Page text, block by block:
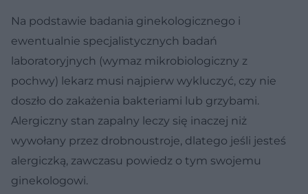
Na podstawie badania ginekologicznego i
ewentualnie specjalistycznych badań
laboratoryjnych (wymaz mikrobiologiczny z
pochwy) lekarz musi najpierw wykluczyć, czy nie
doszło do zakażenia bakteriami lub grzybami.
Alergiczny stan zapalny leczy się inaczej niż
wywołany przez drobnoustroje, dlatego jeśli jesteś
alergiczką, zawczasu powiedz o tym swojemu
ginekologowi.